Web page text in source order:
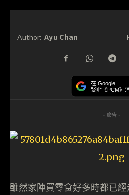
Author: Ayu Chan
在 Google
緊貼《PCM》
- 廣告 -
雖然家陣買零食好多時都已